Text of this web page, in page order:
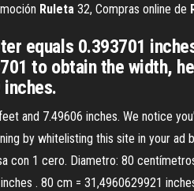
Ruleta 32, Compras online de
equals 0.393701
to obtain the width,
and 7.49606 inches. We notice
by whitelisting this site in your ad
con 1 cero. Diametro: 80
. 80 cm = 31,4960629921